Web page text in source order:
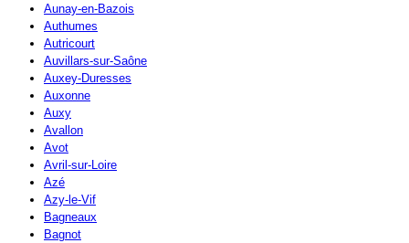
Aunay-en-Bazois
Authumes
Autricourt
Auvillars-sur-Saône
Auxey-Duresses
Auxonne
Auxy
Avallon
Avot
Avril-sur-Loire
Azé
Azy-le-Vif
Bagneaux
Bagnot